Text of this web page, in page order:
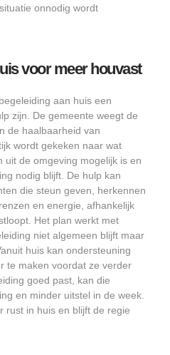
onnodig wordt
voor meer houvast
aan huis een
zijn. De gemeente weegt de
de haalbaarheid van
wordt gekeken naar wat
uit de omgeving mogelijk is en
nodig blijft. De hulp kan
die steun geven, herkennen
en energie, afhankelijk
Het plan werkt met
niet algemeen blijft maar
huis kan ondersteuning
te maken voordat ze verder
goed past, kan die
en minder uitstel in de week.
rust in huis en blijft de regie